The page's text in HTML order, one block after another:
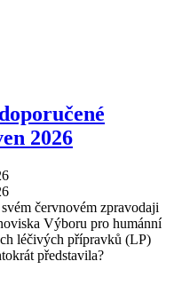
2026
červnovém zpravodaji
Výboru pro humánní
léčivých přípravků (LP)
představila?